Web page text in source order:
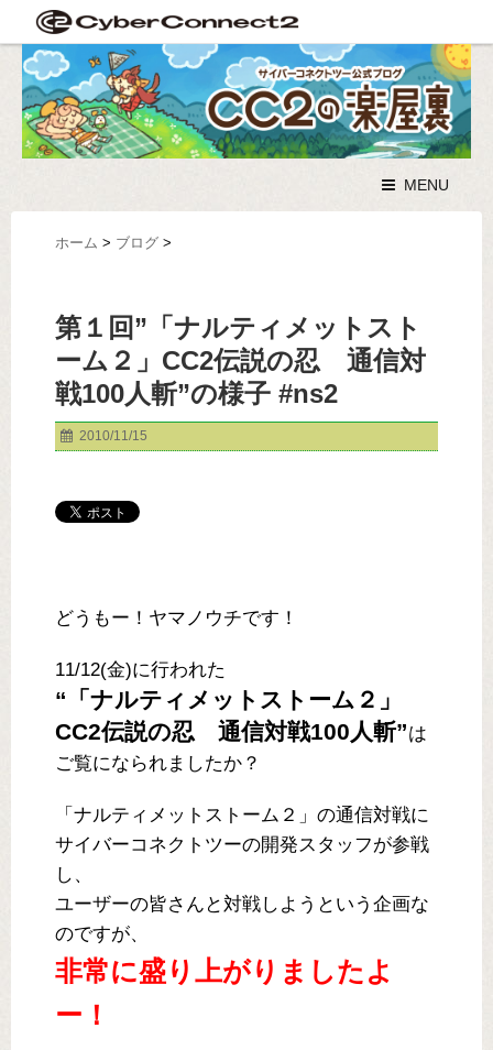
MENU
ホーム > ブログ >
第１回”「ナルティメットスト
ーム２」CC2伝説の忍 通信対
戦100人斬”の様子 #ns2
2010/11/15
どうもー！ヤマノウチです！
11/12(金)に行われた
“「ナルティメットストーム２」
CC2伝説の忍 通信対戦100人斬”は
ご覧になられましたか？
「ナルティメットストーム２」の通信対戦に
サイバーコネクトツーの開発スタッフが参戦
し、
ユーザーの皆さんと対戦しようという企画な
のですが、
非常に盛り上がりましたよ
ー！